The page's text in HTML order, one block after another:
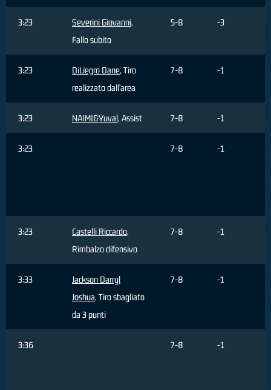
3:23 Severini Giovanni,
Fallo subito
5-8 -3
3:23 DiLiegro Dane, Tiro
realizzato dall'area
7-8 -1
3:23 NAIMI&Yuval, Assist 7-8 -1
3:23 7-8 -1
3:23 Castelli Riccardo,
Rimbalzo difensivo
7-8 -1
3:33
Jackson Darryl
Joshua, Tiro sbagliato
da 3 punti
7-8 -1
3:36 7-8 -1